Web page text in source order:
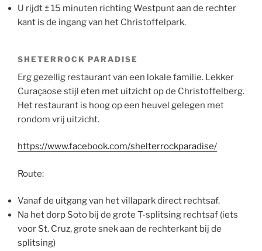
U rijdt ± 15 minuten richting Westpunt aan de rechter
kant is de ingang van het Christoffelpark.
SHETERROCK PARADISE
Erg gezellig restaurant van een lokale familie. Lekker
Curaçaose stijl eten met uitzicht op de Christoffelberg.
Het restaurant is hoog op een heuvel gelegen met
rondom vrij uitzicht.
https://www.facebook.com/shelterrockparadise/
Route:
Vanaf de uitgang van het villapark direct rechtsaf.
Na het dorp Soto bij de grote T-splitsing rechtsaf (iets
voor St. Cruz, grote snek aan de rechterkant bij de
splitsing)